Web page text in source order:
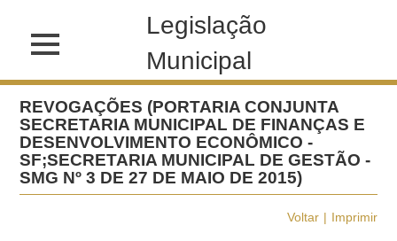
Legislação
Municipal
REVOGAÇÕES (PORTARIA CONJUNTA
SECRETARIA MUNICIPAL DE FINANÇAS E
DESENVOLVIMENTO ECONÔMICO -
SF;SECRETARIA MUNICIPAL DE GESTÃO -
SMG Nº 3 DE 27 DE MAIO DE 2015)
Voltar Imprimir